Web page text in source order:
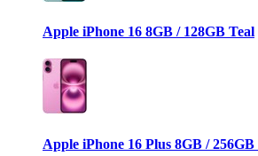
Apple iPhone 16 8GB / 128GB Teal
Apple iPhone 16 Plus 8GB /